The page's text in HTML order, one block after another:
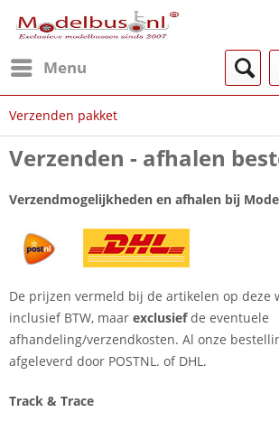
Menu
Verzenden pakket
Verzenden - afhalen
Verzendmogelijkheden en afhalen bij
De prijzen vermeld bij de artikelen op deze
inclusief BTW, maar exclusiefde eventuele
afhandeling/verzendkosten. Al onze
afgeleverd door POSTNL. of DHL.
Track & Trace